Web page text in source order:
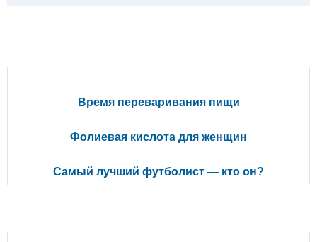
Время переваривания пищи
Фолиевая кислота для женщин
Самый лучший футболист — кто он?